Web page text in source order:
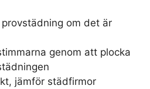
om det är
genom att plocka
jämför städfirmor